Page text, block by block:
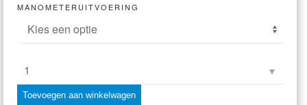
MANOMETERUITVOERING
buisveermanometer,
industrie,
Toevoegen aan winkelwagen